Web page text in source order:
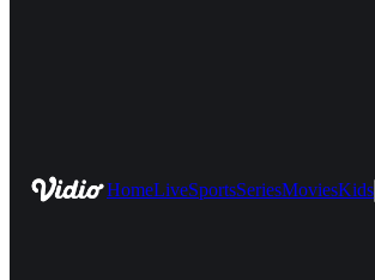
HomeLiveSportsSeriesMoviesKids